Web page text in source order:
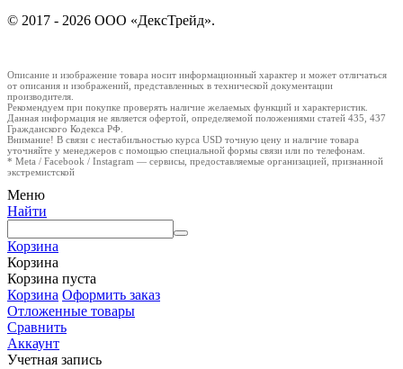
© 2017 - 2026 ООО «ДексТрейд».
Описание и изображение товара носит информационный характер и может отличаться
от описания и изображений, представленных в технической документации
производителя.
Рекомендуем при покупке проверять наличие желаемых функций и характеристик.
Данная информация не является офертой, определяемой положениями статей 435, 437
Гражданского Кодекса РФ.
Внимание! В связи с нестабильностью курса USD точную цену и наличие товара
уточняйте у менеджеров с помощью специальной формы связи или по телефонам.
* Meta / Facebook / Instagram — сервисы, предоставляемые организацией, признанной
экстремистской
Меню
Найти
Корзина
Корзина
Корзина пуста
Корзина Оформить заказ
Отложенные товары
Сравнить
Аккаунт
Учетная запись